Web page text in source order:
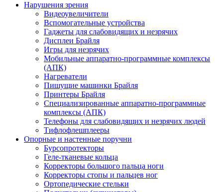
Нарушения зрения
Видеоувеличители
Вспомогательные устройства
Гаджеты для слабовидящих и незрячих
Дисплеи Брайля
Игры для незрячих
Мобильные аппаратно-программные комплексы
(АПК)
Нагреватели
Пишущие машинки Брайля
Принтеры Брайля
Специализированные аппаратно-программные
комплексы (АПК)
Телефоны для слабовидящих и незрячих людей
Тифлофлешплееры
Опорные и настенные поручни
Бурсопротекторы
Геле-тканевые кольца
Корректоры большого пальца ноги
Корректоры стопы и пальцев ног
Ортопедические стельки